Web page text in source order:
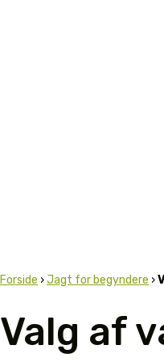
Forside ›Jagt for begyndere ›
Valg af